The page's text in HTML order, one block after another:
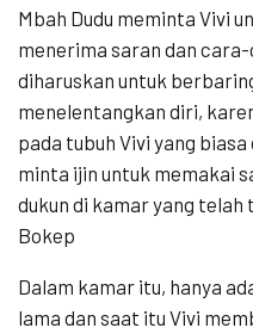
Mbah Dudu meminta Vivi
menerima saran dan
diharuskan untuk
menelentangkan diri,
pada tubuh Vivi yang
minta ijin untuk memakai
dukun di kamar yang telah
Bokep
Dalam kamar itu, hanya
lama dan saat itu Vivi